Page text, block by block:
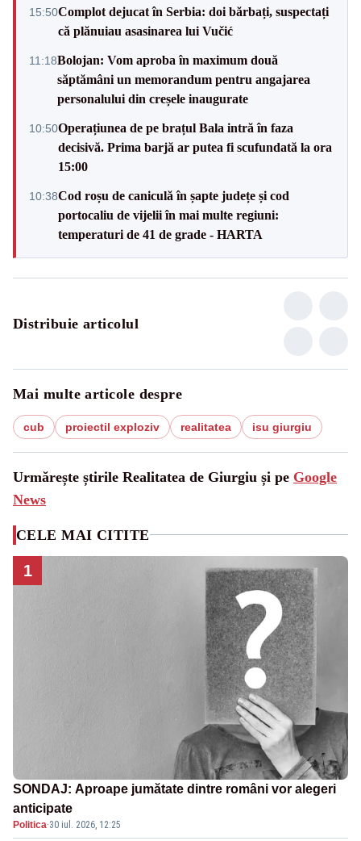
15:50Complot dejucat în Serbia: doi bărbați, suspectați
că plănuiau asasinarea lui Vučić
11:18Bolojan: Vom aproba în maximum două
săptămâni un memorandum pentru angajarea
personalului din creșele inaugurate
10:50Operațiunea de pe brațul Bala intră în faza
decisivă. Prima barjă ar putea fi scufundată la ora
15:00
10:38Cod roșu de caniculă în șapte județe și cod
portocaliu de vijelii în mai multe regiuni:
temperaturi de 41 de grade - HARTA
Distribuie articolul
Mai multe articole despre
cub proiectil exploziv realitatea isu giurgiu
Urmărește știrile Realitatea de Giurgiu și pe Google
News
CELE MAI CITITE
1
SONDAJ: Aproape jumătate dintre români vor alegeri
anticipate
Politica·30 iul. 2026, 12:25